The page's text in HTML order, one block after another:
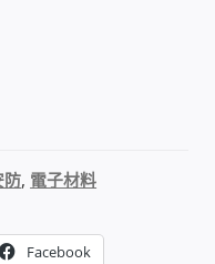
案例
防, 電子材料
Facebook